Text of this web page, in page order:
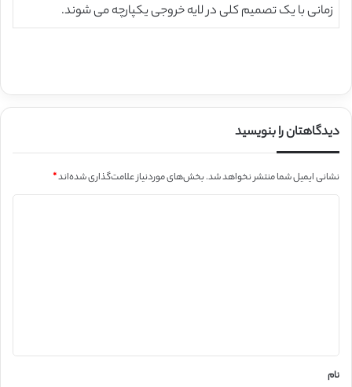
زمانی با یک تصمیم کلی در لایه خروجی یکپارچه می شوند.
دیدگاهتان را بنویسید
نشانی ایمیل شما منتشر نخواهد شد.بخش‌های موردنیاز علامت‌گذاری شده‌اند*
نام